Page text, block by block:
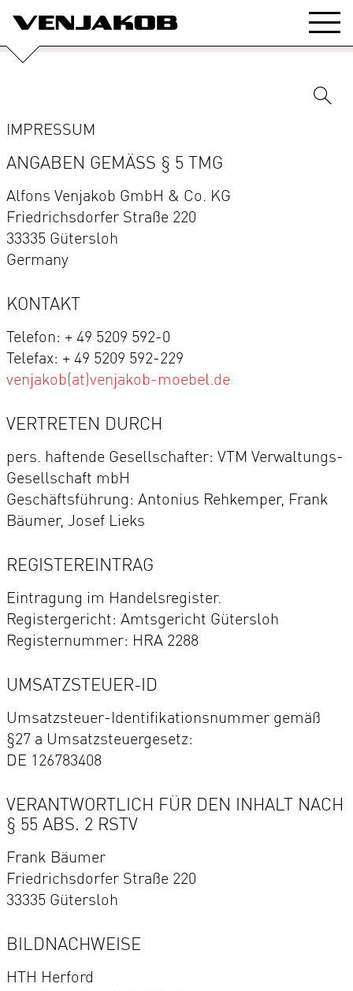
IMPRESSUM
ANGABEN GEMÄSS § 5 TMG
Alfons Venjakob GmbH & Co. KG
Friedrichsdorfer Straße 220
33335 Gütersloh
Germany
KONTAKT
Telefon: + 49 5209 592-0
Telefax: + 49 5209 592-229
venjakob(at)venjakob-moebel.de
VERTRETEN DURCH
pers. haftende Gesellschafter: VTM Verwaltungs-
Gesellschaft mbH
Geschäftsführung: Antonius Rehkemper, Frank
Bäumer, Josef Lieks
REGISTEREINTRAG
Eintragung im Handelsregister.
Registergericht: Amtsgericht Gütersloh
Registernummer: HRA 2288
UMSATZSTEUER-ID
Umsatzsteuer-Identifikationsnummer gemäß
§27 a Umsatzsteuergesetz:
DE 126783408
VERANTWORTLICH FÜR DEN INHALT NACH
§ 55 ABS. 2 RSTV
Frank Bäumer
Friedrichsdorfer Straße 220
33335 Gütersloh
BILDNACHWEISE
HTH Herford